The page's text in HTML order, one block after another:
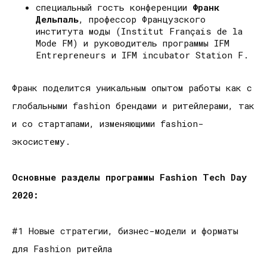
специальный гость конференции Франк
Дельпаль, профессор Французского
института моды (Institut Français de la
Mode FM) и руководитель программы IFM
Entrepreneurs и IFM incubator Station F.
Франк поделится уникальным опытом работы как с
глобальными fashion брендами и ритейлерами, так
и со стартапами, изменяющими fashion-
экосистему.
Основные разделы программы Fashion Tech Day
2020:
#1 Новые стратегии, бизнес-модели и форматы
для Fashion ритейла